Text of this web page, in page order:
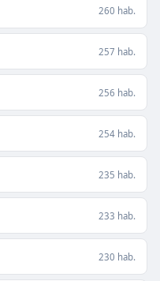
260 hab.
257 hab.
256 hab.
254 hab.
235 hab.
233 hab.
230 hab.